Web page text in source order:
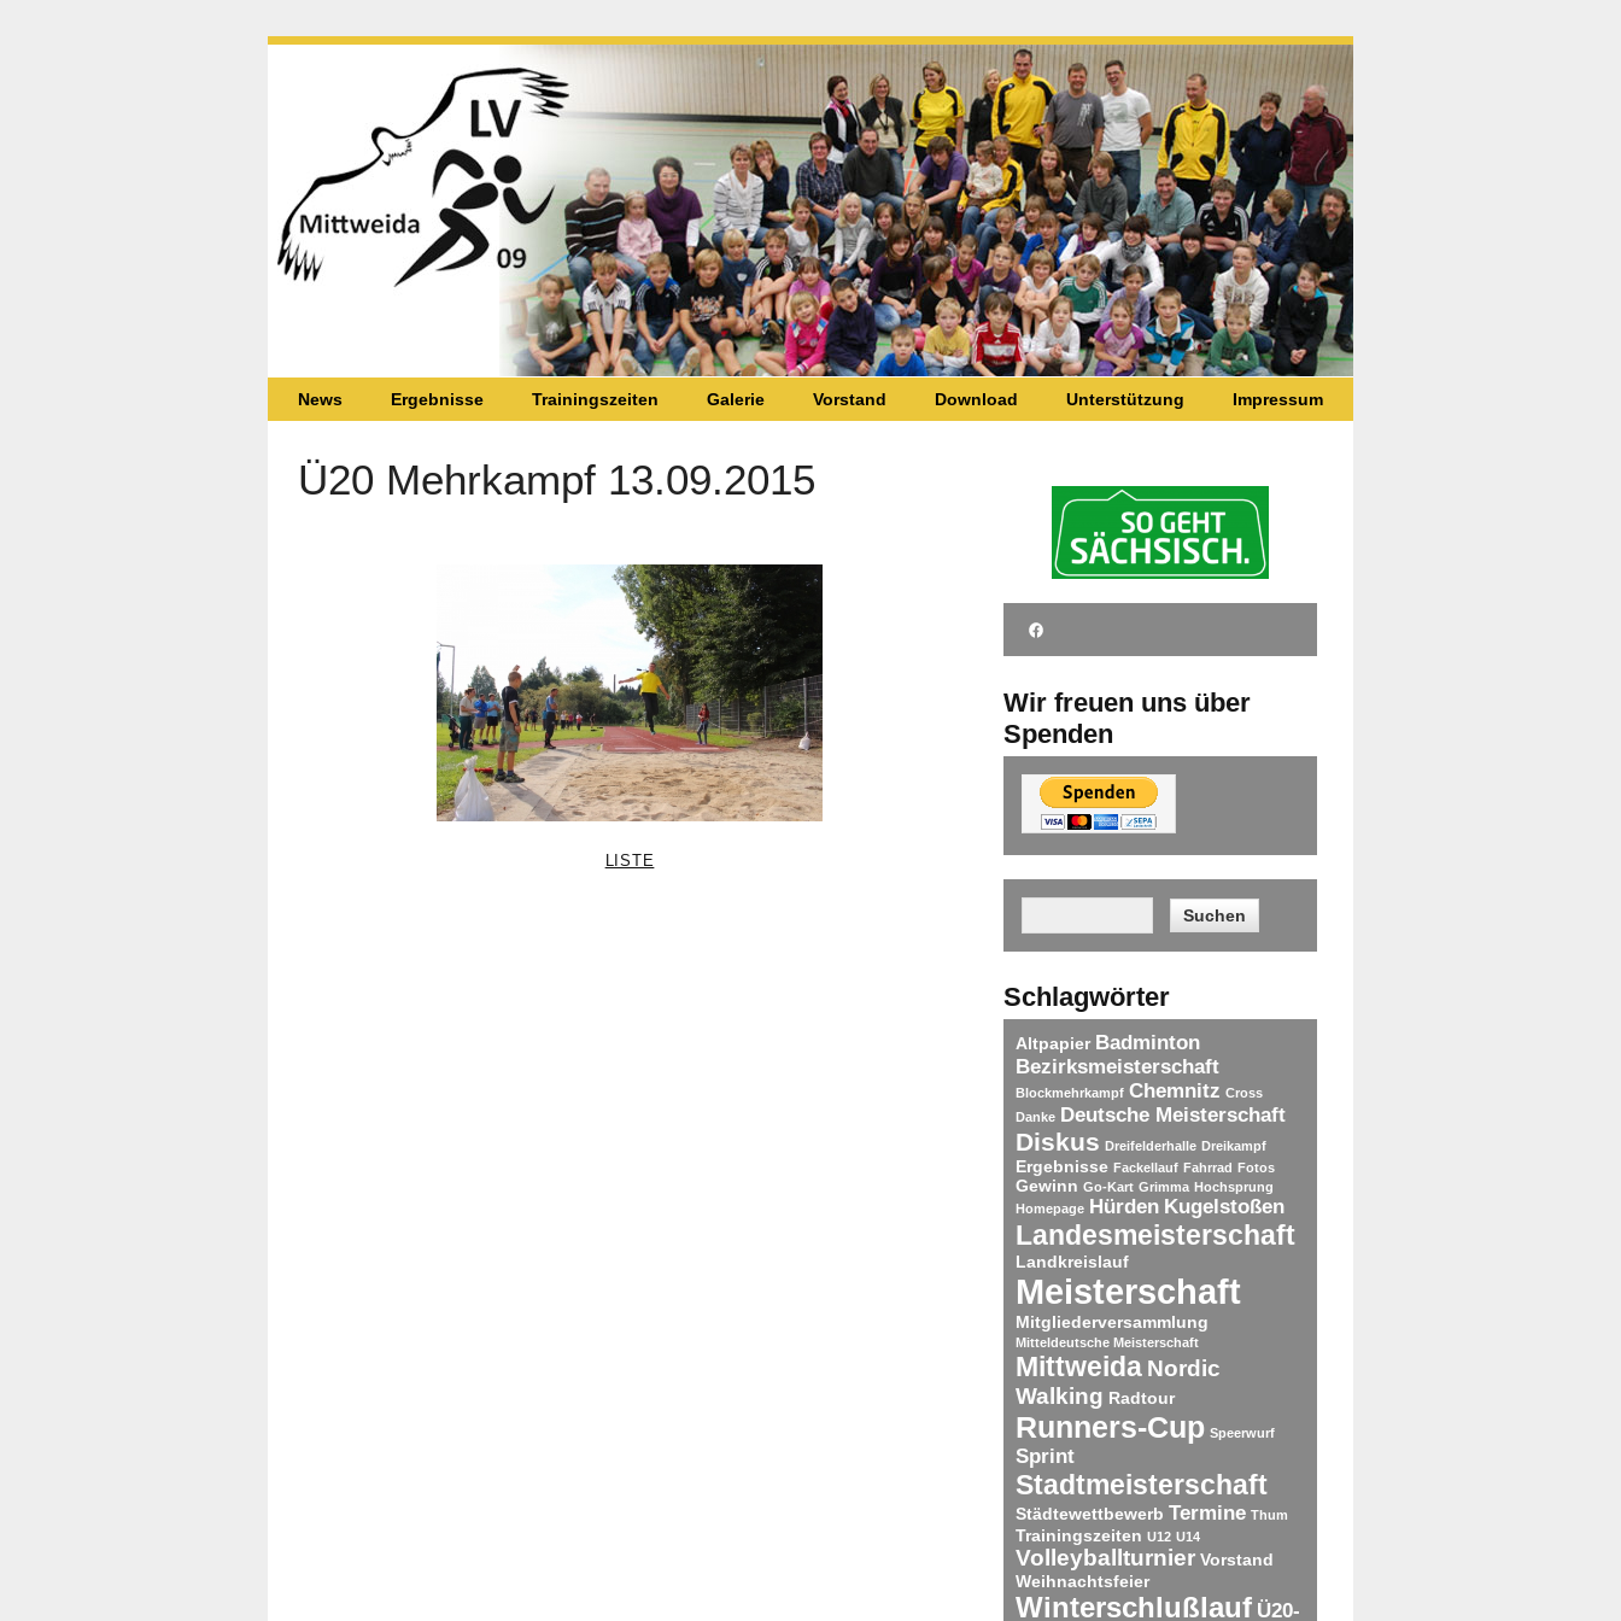
News Ergebnisse Trainingszeiten Galerie Vorstand Download Unterstützung Impressum
Ü20 Mehrkampf 13.09.2015
LISTE
Wir freuen uns über
Spenden
Schlagwörter
Altpapier Badminton
Bezirksmeisterschaft
Blockmehrkampf Chemnitz Cross
Danke Deutsche Meisterschaft
Diskus Dreifelderhalle Dreikampf
Ergebnisse Fackellauf Fahrrad Fotos
Gewinn Go-Kart Grimma Hochsprung
Homepage Hürden Kugelstoßen
Landesmeisterschaft
Landkreislauf
Meisterschaft
Mitgliederversammlung
Mitteldeutsche Meisterschaft
Mittweida Nordic
Walking Radtour
Runners-Cup Speerwurf
Sprint
Stadtmeisterschaft
Städtewettbewerb Termine Thum
Trainingszeiten U12 U14
Volleyballturnier Vorstand
Weihnachtsfeier
Winterschlußlauf Ü20-